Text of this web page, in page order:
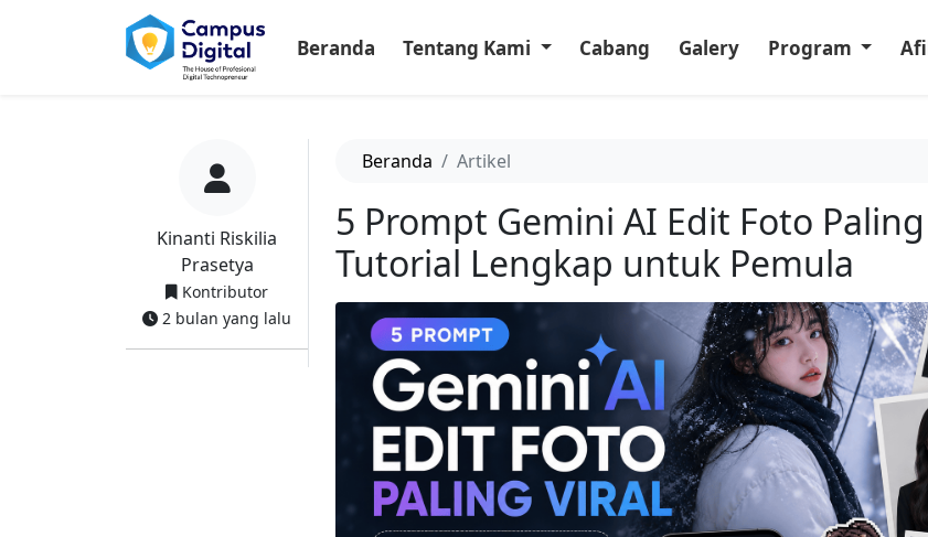
Beranda Tentang Kami Cabang Galery Program
Kinanti Riskilia
Prasetya
Kontributor
2 bulan yang lalu
Beranda Artikel
5 Prompt Gemini AI Edit Foto
Tutorial Lengkap untuk Pemula